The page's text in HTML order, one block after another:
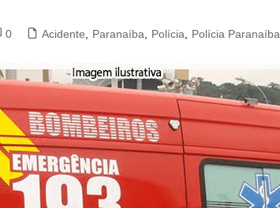
0 Acidente Paranaíba Polícia Polícia Paranaíba